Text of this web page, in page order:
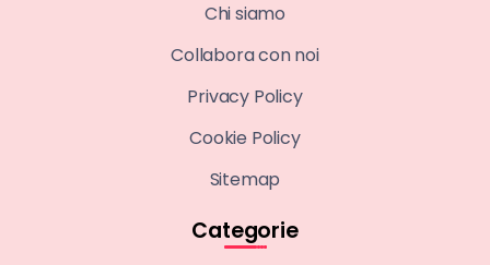
Chi siamo
Collabora con noi
Privacy Policy
Cookie Policy
Sitemap
Categorie